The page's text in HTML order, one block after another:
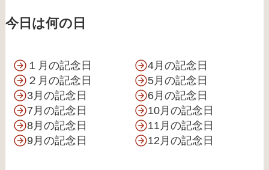
今日は何の日
１月の記念日
２月の記念日
3月の記念日
4月の記念日
5月の記念日
6月の記念日
7月の記念日
8月の記念日
9月の記念日
10月の記念日
11月の記念日
12月の記念日